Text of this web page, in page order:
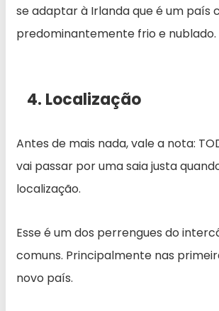
se adaptar à Irlanda que é um país
predominantemente frio e nublado.
4. Localização
Antes de mais nada, vale a nota:
vai passar por uma saia justa
localização.
Esse é um dos perrengues do
comuns. Principalmente nas
novo país.